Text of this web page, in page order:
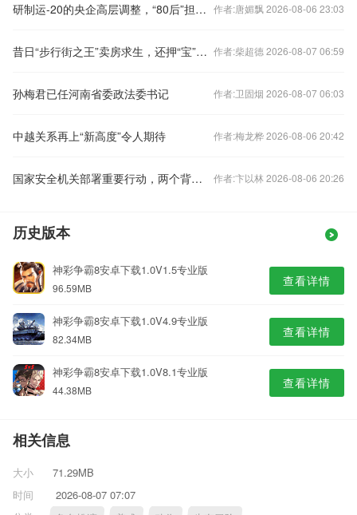
研制运-20的央企高层调整，“80后”担任总经理 作者:唐媚飘 2026-08-06 23:03
昔日“步行街之王”卖房求生，还押“宝”千元羽绒服 作者:柴超德 2026-08-07 06:59
孙梅君已任河南省委政法委书记 作者:卫固烟 2026-08-07 06:03
中越关系再上“新高度”令人期待 作者:梅龙桦 2026-08-06 20:42
国家安全机关部署重要行动，两个背景值得关注 作者:卞以林 2026-08-06 20:26
历史版本
神彩争霸8安卓下载1.0V1.5专业版
96.59MB 查看详情
神彩争霸8安卓下载1.0V4.9专业版
82.34MB 查看详情
神彩争霸8安卓下载1.0V8.1专业版
44.38MB 查看详情
相关信息
大小
71.29MB
时间
2026-08-07 07:07